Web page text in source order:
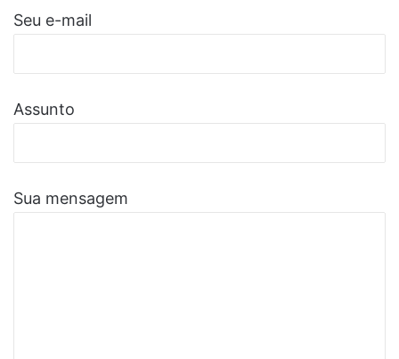
Seu e-mail
Assunto
Sua mensagem